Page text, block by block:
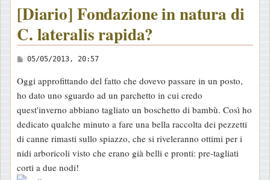
[Diario] Fondazione in natura di
C. lateralis rapida?
M
s
s
a
g
g
i
o
05/05/2013, 20:57
Oggi approfittando del fatto che dovevo passare in un posto,
ho dato uno sguardo ad un parchetto in cui credo
quest'inverno abbiano tagliato un boschetto di bambù. Così ho
dedicato qualche minuto a fare una bella raccolta dei pezzetti
di canne rimasti sullo spiazzo, che si riveleranno ottimi per i
nidi arboricoli visto che erano già belli e pronti: pre-tagliati
corti a due nodi!